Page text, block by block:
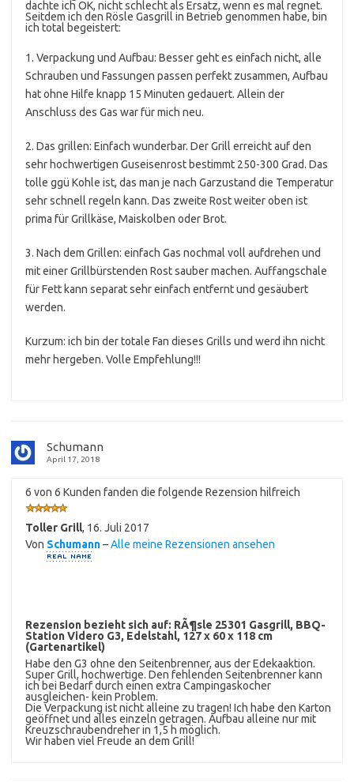
dachte ich OK, nicht schlecht als Ersatz, wenn es mal regnet.
Seitdem ich den Rösle Gasgrill in Betrieb genommen habe, bin
ich total begeistert:
1. Verpackung und Aufbau: Besser geht es einfach nicht, alle
Schrauben und Fassungen passen perfekt zusammen, Aufbau
hat ohne Hilfe knapp 15 Minuten gedauert. Allein der
Anschluss des Gas war für mich neu.
2. Das grillen: Einfach wunderbar. Der Grill erreicht auf den
sehr hochwertigen Guseisenrost bestimmt 250-300 Grad. Das
tolle ggü Kohle ist, das man je nach Garzustand die Temperatur
sehr schnell regeln kann. Das zweite Rost weiter oben ist
prima für Grillkäse, Maiskolben oder Brot.
3. Nach dem Grillen: einfach Gas nochmal voll aufdrehen und
mit einer Grillbürstenden Rost sauber machen. Auffangschale
für Fett kann separat sehr einfach entfernt und gesäubert
werden.
Kurzum: ich bin der totale Fan dieses Grills und werd ihn nicht
mehr hergeben. Volle Empfehlung!!!
Schumann
April 17, 2018
6 von 6 Kunden fanden die folgende Rezension hilfreich
Toller Grill, 16. Juli 2017
Von Schumann–Alle meine Rezensionen ansehen
Rezension bezieht sich auf: RÃ¶sle 25301 Gasgrill, BBQ-
Station Videro G3, Edelstahl, 127 x 60 x 118 cm
(Gartenartikel)
Habe den G3 ohne den Seitenbrenner, aus der Edekaaktion.
Super Grill, hochwertige. Den fehlenden Seitenbrenner kann
ich bei Bedarf durch einen extra Campingaskocher
ausgleichen- kein Problem.
Die Verpackung ist nicht alleine zu tragen! Ich habe den Karton
geöffnet und alles einzeln getragen. Aufbau alleine nur mit
Kreuzschraubendreher in 1,5 h möglich.
Wir haben viel Freude an dem Grill!